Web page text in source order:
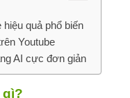
quả phổ biến
Youtube
AI cực đơn giản
gì?